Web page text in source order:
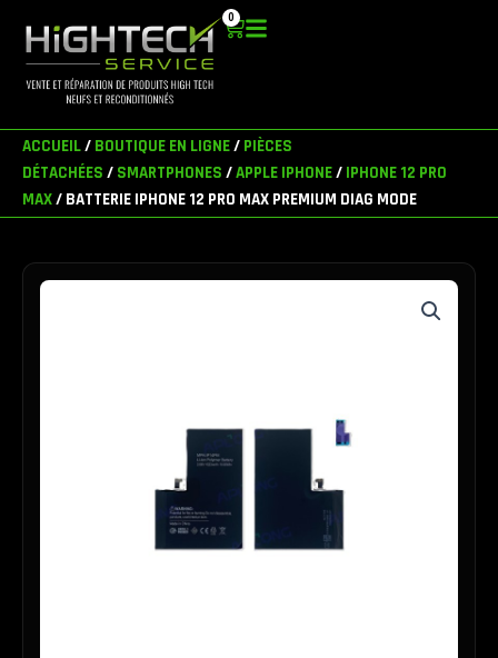
contenu
0
Panier
ACCUEIL/ BOUTIQUE EN LIGNE/ PIÈCES
DÉTACHÉES / SMARTPHONES /APPLE IPHONE/ IPHONE 12 PRO
MAX/ BATTERIE IPHONE 12 PRO MAX PREMIUM DIAG MODE